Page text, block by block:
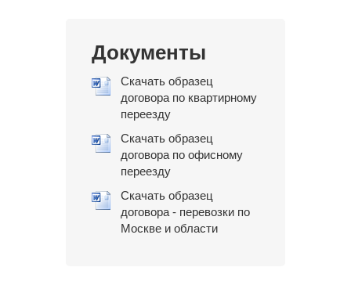
Документы
Скачать образец
договора по квартирному
переезду
Скачать образец
договора по офисному
переезду
Скачать образец
договора - перевозки по
Москве и области